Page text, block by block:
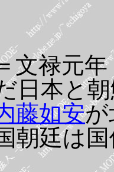
文禄元
日本と
藤如安が
朝廷は